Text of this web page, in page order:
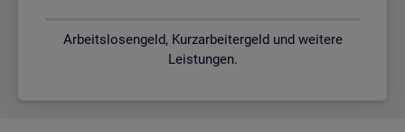
Arbeitslosengeld, Kurzarbeitergeld und weitere
Leistungen.